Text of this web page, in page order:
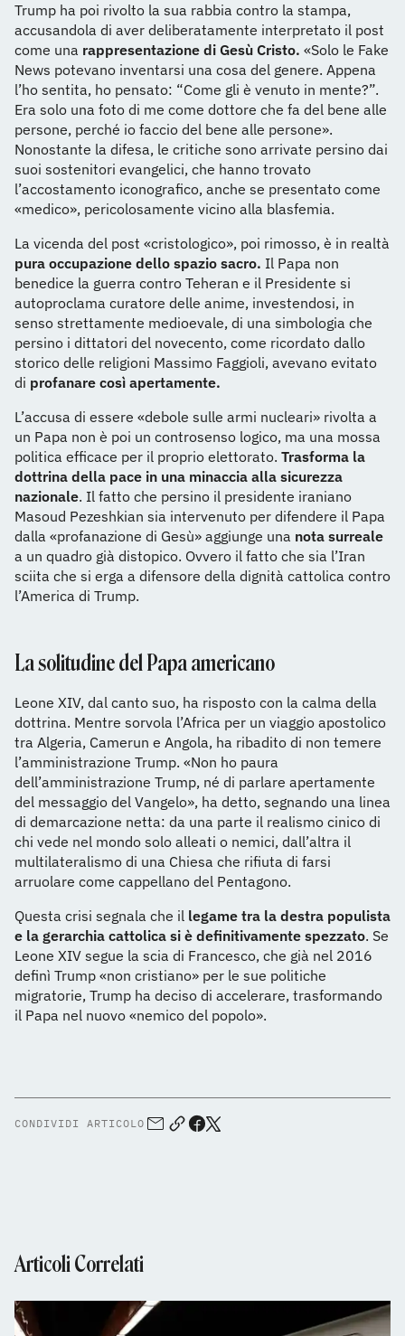
Trump ha poi rivolto la sua rabbia contro la stampa,
accusandola di aver deliberatamente interpretato il post
come una rappresentazione di Gesù Cristo. «Solo le Fake
News potevano inventarsi una cosa del genere. Appena
l’ho sentita, ho pensato: “Come gli è venuto in mente?”.
Era solo una foto di me come dottore che fa del bene alle
persone, perché io faccio del bene alle persone».
Nonostante la difesa, le critiche sono arrivate persino dai
suoi sostenitori evangelici, che hanno trovato
l’accostamento iconografico, anche se presentato come
«medico», pericolosamente vicino alla blasfemia.
La vicenda del post «cristologico», poi rimosso, è in realtà
pura occupazione dello spazio sacro. Il Papa non
benedice la guerra contro Teheran e il Presidente si
autoproclama curatore delle anime, investendosi, in
senso strettamente medioevale, di una simbologia che
persino i dittatori del novecento, come ricordato dallo
storico delle religioni Massimo Faggioli, avevano evitato
di profanare così apertamente.
L’accusa di essere «debole sulle armi nucleari» rivolta a
un Papa non è poi un controsenso logico, ma una mossa
politica efficace per il proprio elettorato. Trasforma la
dottrina della pace in una minaccia alla sicurezza
nazionale. Il fatto che persino il presidente iraniano
Masoud Pezeshkian sia intervenuto per difendere il Papa
dalla «profanazione di Gesù» aggiunge una nota surreale
a un quadro già distopico. Ovvero il fatto che sia l’Iran
sciita che si erga a difensore della dignità cattolica contro
l’America di Trump.
La solitudine del Papa americano
Leone XIV, dal canto suo, ha risposto con la calma della
dottrina. Mentre sorvola l’Africa per un viaggio apostolico
tra Algeria, Camerun e Angola, ha ribadito di non temere
l’amministrazione Trump. «Non ho paura
dell’amministrazione Trump, né di parlare apertamente
del messaggio del Vangelo», ha detto, segnando una linea
di demarcazione netta: da una parte il realismo cinico di
chi vede nel mondo solo alleati o nemici, dall’altra il
multilateralismo di una Chiesa che rifiuta di farsi
arruolare come cappellano del Pentagono.
Questa crisi segnala che il legame tra la destra populista
e la gerarchia cattolica si è definitivamente spezzato. Se
Leone XIV segue la scia di Francesco, che già nel 2016
definì Trump «non cristiano» per le sue politiche
migratorie, Trump ha deciso di accelerare, trasformando
il Papa nel nuovo «nemico del popolo».
CONDIVIDI ARTICOLO
Articoli Correlati